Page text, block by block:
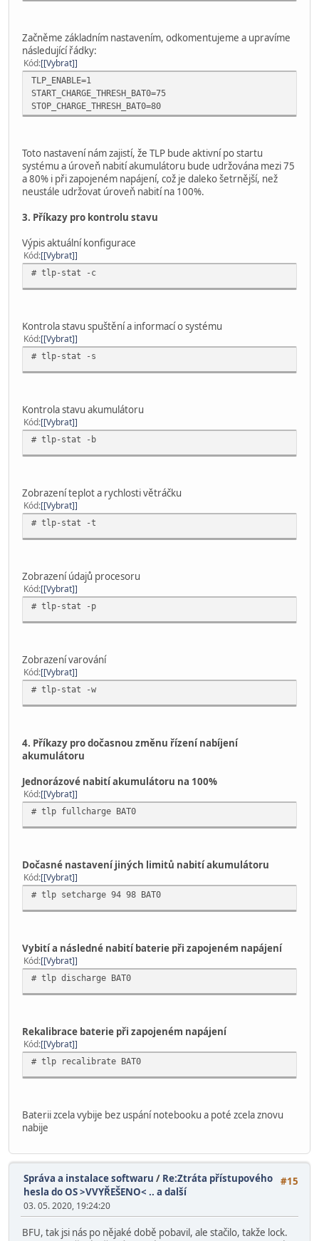
Začněme základním nastavením, odkomentujeme a upravíme
následující řádky:
Kód [Vybrat]
TLP_ENABLE=1
START_CHARGE_THRESH_BAT0=75
STOP_CHARGE_THRESH_BAT0=80
Toto nastavení nám zajistí, že TLP bude aktivní po startu
systému a úroveň nabití akumulátoru bude udržována mezi 75
a 80% i při zapojeném napájení, což je daleko šetrnější, než
neustále udržovat úroveň nabití na 100%.
3. Příkazy pro kontrolu stavu
Výpis aktuální konfigurace
Kód [Vybrat]
# tlp-stat -c
Kontrola stavu spuštění a informací o systému
Kód [Vybrat]
# tlp-stat -s
Kontrola stavu akumulátoru
Kód [Vybrat]
# tlp-stat -b
Zobrazení teplot a rychlosti větráčku
Kód [Vybrat]
# tlp-stat -t
Zobrazení údajů procesoru
Kód [Vybrat]
# tlp-stat -p
Zobrazení varování
Kód [Vybrat]
# tlp-stat -w
4. Příkazy pro dočasnou změnu řízení nabíjení
akumulátoru
Jednorázové nabití akumulátoru na 100%
Kód [Vybrat]
# tlp fullcharge BAT0
Dočasné nastavení jiných limitů nabití akumulátoru
Kód [Vybrat]
# tlp setcharge 94 98 BAT0
Vybití a následné nabití baterie při zapojeném napájení
Kód [Vybrat]
# tlp discharge BAT0
Rekalibrace baterie při zapojeném napájení
Kód [Vybrat]
# tlp recalibrate BAT0
Baterii zcela vybije bez uspání notebooku a poté zcela znovu
nabije
#15
Správa a instalace softwaru / Re:Ztráta přístupového
hesla do OS >VVYŘEŠENO< .. a další
03. 05. 2020, 19:24:20
BFU, tak jsi nás po nějaké době pobavil, ale stačilo, takže lock.